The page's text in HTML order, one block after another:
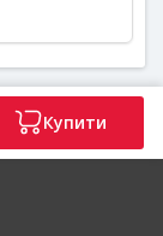
Купити